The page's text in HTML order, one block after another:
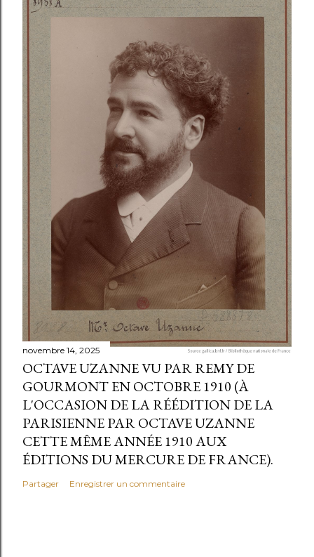
novembre 14, 2025
OCTAVE UZANNE VU PAR REMY DE
GOURMONT EN OCTOBRE 1910 (À
L'OCCASION DE LA RÉÉDITION DE LA
PARISIENNE PAR OCTAVE UZANNE
CETTE MÊME ANNÉE 1910 AUX
ÉDITIONS DU MERCURE DE FRANCE).
Partager Enregistrer un commentaire